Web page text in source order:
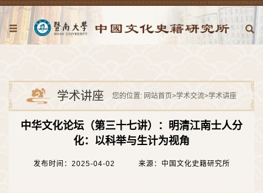
学术讲座 您的位置: 网站首页>学术交流>学术讲座
中华文化论坛（第三十七讲）：明清江南士人分
化：以科举与生计为视角
发布时间：2025-04-02 来源：中国文化史籍研究所